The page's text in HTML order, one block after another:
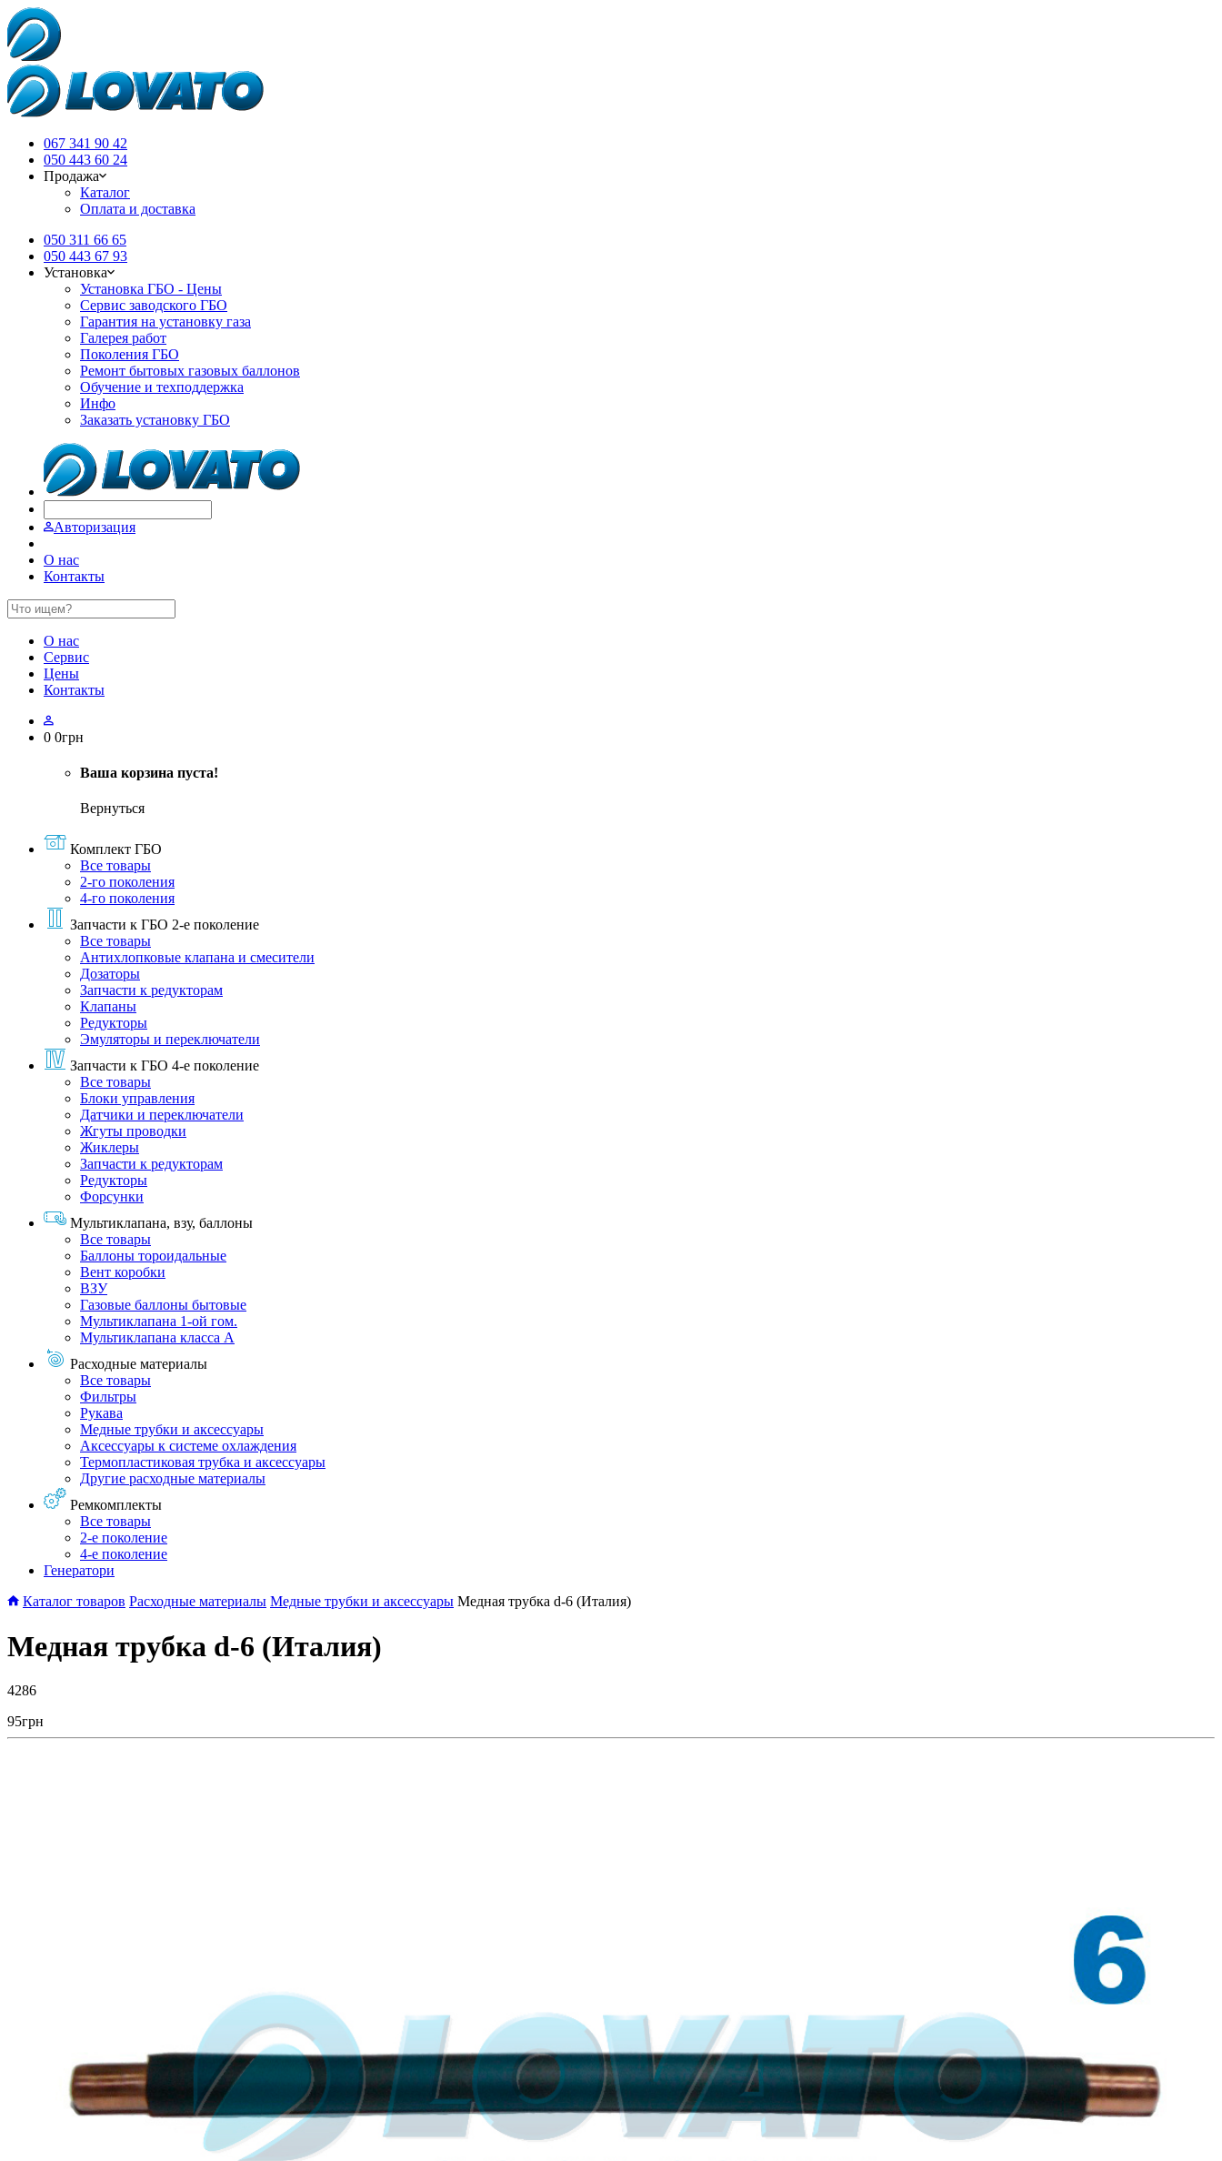
067 341 90 42
050 443 60 24
Продажа
Каталог
Оплата и доставка
050 311 66 65
050 443 67 93
Установка
Установка ГБО - Цены
Сервис заводского ГБО
Гарантия на установку газа
Галерея работ
Поколения ГБО
Ремонт бытовых газовых баллонов
Обучение и техподдержка
Инфо
Заказать установку ГБО
Авторизация
О нас
Контакты
О нас
Сервис
Цены
Контакты
0 0грн
Ваша корзина пуста!
Вернуться
Комплект ГБО
Все товары
2-го поколения
4-го поколения
Запчасти к ГБО 2-е поколение
Все товары
Антихлопковые клапана и смесители
Дозаторы
Запчасти к редукторам
Клапаны
Редукторы
Эмуляторы и переключатели
Запчасти к ГБО 4-е поколение
Все товары
Блоки управления
Датчики и переключатели
Жгуты проводки
Жиклеры
Запчасти к редукторам
Редукторы
Форсунки
Мультиклапана, взу, баллоны
Все товары
Баллоны тороидальные
Вент коробки
ВЗУ
Газовые баллоны бытовые
Мультиклапана 1-ой гом.
Мультиклапана класса А
Расходные материалы
Все товары
Фильтры
Рукава
Медные трубки и аксессуары
Аксессуары к системе охлаждения
Термопластиковая трубка и аксессуары
Другие расходные материалы
Ремкомплекты
Все товары
2-е поколение
4-е поколение
Генератори
Каталог товаров Расходные материалы Медные трубки и аксессуары Медная трубка d-6 (Италия)
Медная трубка d-6 (Италия)
4286
95грн